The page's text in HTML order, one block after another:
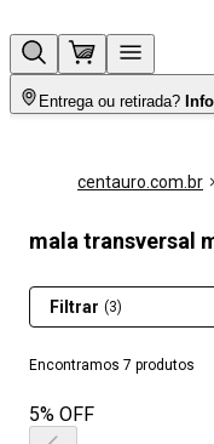
Entrega ou retirada?
centauro.com.br
mala transversal
Encontramos 7 produtos
Filtrar (3)
5% OFF